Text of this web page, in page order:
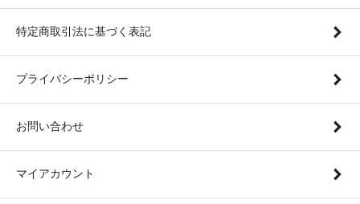
特定商取引法に基づく表記
プライバシーポリシー
お問い合わせ
マイアカウント